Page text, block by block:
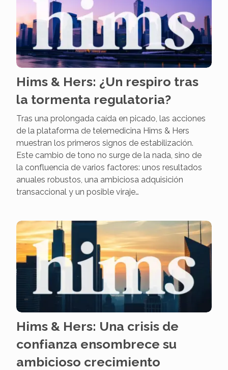
Hims & Hers: ¿Un respiro tras
la tormenta regulatoria?
Tras una prolongada caída en picado, las acciones
de la plataforma de telemedicina Hims & Hers
muestran los primeros signos de estabilización.
Este cambio de tono no surge de la nada, sino de
la confluencia de varios factores: unos resultados
anuales robustos, una ambiciosa adquisición
transaccional y un posible viraje…
Hims & Hers: Una crisis de
confianza ensombrece su
ambicioso crecimiento